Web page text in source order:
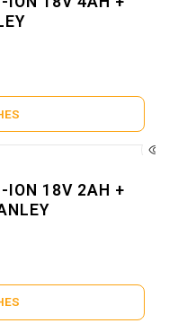
ION 18V 2AH +